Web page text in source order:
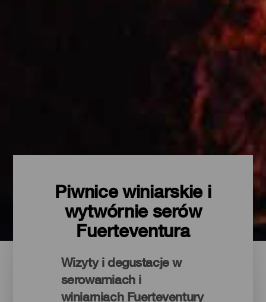
Piwnice winiarskie i
wytwórnie serów
Fuerteventura
Wizyty i degustacje w
serowarniach i
winiarniach Fuerteventury